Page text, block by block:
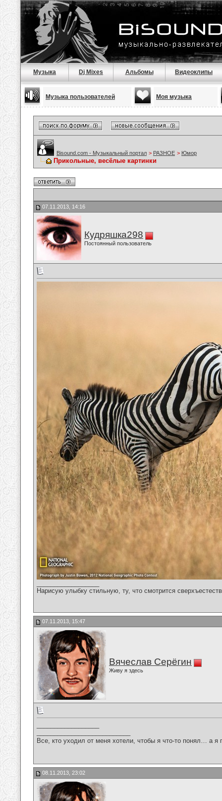
Музыка Dj Mixes Альбомы Видеоклипы
Музыка пользователей Моя музыка
Bisound.com - Музыкальный портал > РАЗНОЕ > Юмор
Прикольные, весёлые картинки
07.11.2013, 14:16
Кудряшка298
Постоянный пользователь
Нарисую улыбку стильную, ту, что смотрится
07.11.2013, 15:47
Вячеслав Серёгин
Живу я здесь
Все, кто уходил от меня хотели, чтобы я что-то понял… а
08.11.2013, 23:02